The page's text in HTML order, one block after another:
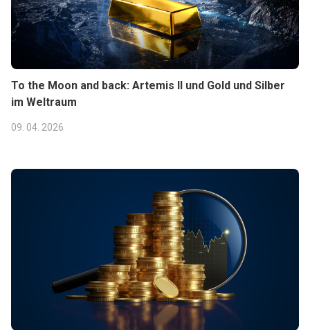
To the Moon and back: Artemis II und Gold und Silber
im Weltraum
09. 04. 2026